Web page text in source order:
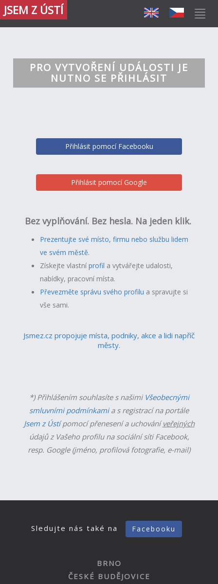
JSEM Z ÚSTÍ
PRO VYTVOŘENÍ UDÁLOSTI JE
NUTNO SE PŘIHLÁSIT
Přihlásit pomocí Facebooku
Přihlásit pomocí Google
Bez vyplňování. Bez hesla. Na jeden klik.
Prezentujte své místo, firmu nebo službu lidem
ve svém městě.
Získejte vlastníprofil a vytvářejte udalosti,
nabídky, pracovní místa.
Převezměte správu svého profilu a spravujte si
vše sami.
Jsmez.cz propojuje místa, podniky, akce a lidi napříč
městy.
*) Přihlášením souhlasíte s našimi Všeobecnými
smluvními podmínkamia s registrací na portále
Jsem z Ústípomocí přenesení a uchováníveřejných
údajů z Vašeho profilu na sociální síti Facebook,
resp. Google (jméno, profilová fotografie, e-mail)
Sledujte nás také na Facebooku
BRNO
ČESKÉ BUDĚJOVICE